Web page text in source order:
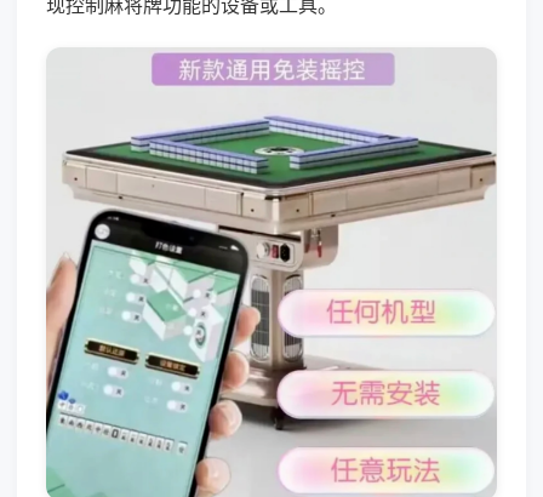
现控制麻将牌功能的设备或工具。